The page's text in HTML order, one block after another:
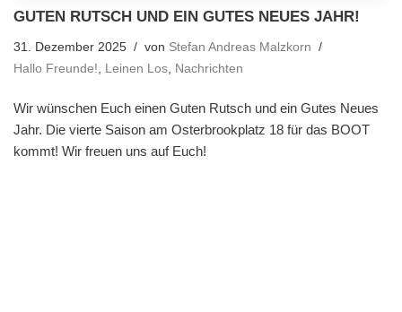
GUTEN RUTSCH UND EIN GUTES NEUES JAHR!
31. Dezember 2025 von Stefan Andreas Malzkorn
Hallo Freunde!
Leinen Los Nachrichten
Wir wünschen Euch einen Guten Rutsch und ein Gutes Neues
Jahr. Die vierte Saison am Osterbrookplatz 18 für das BOOT
kommt! Wir freuen uns auf Euch!